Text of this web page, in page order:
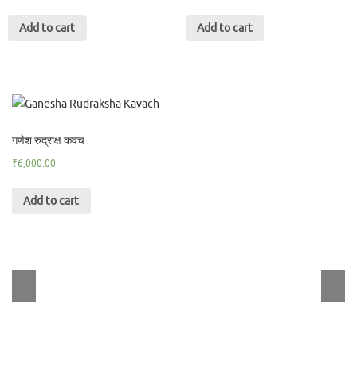
Add to cart Add to cart
गणेश रुद्राक्ष कवच
₹6,000.00
Add to cart